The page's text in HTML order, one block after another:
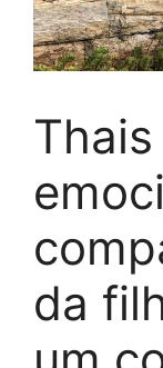
da